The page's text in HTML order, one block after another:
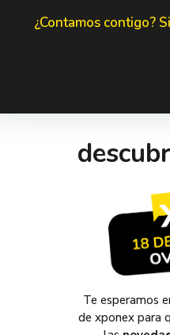
¿Contamos contigo?
Te esperamos
de xponex para